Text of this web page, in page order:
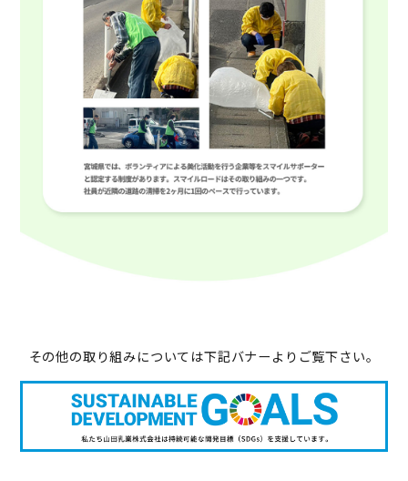
その他の取り組みについては下記バナーよりご覧下さい。